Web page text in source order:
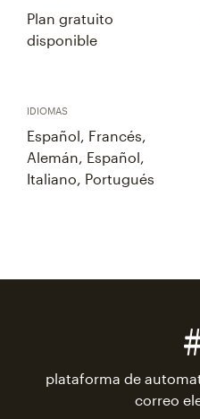
Plan gratuito
disponible
IDIOMAS
Español, Francés,
Alemán, Español,
Italiano, Portugués
plataforma de
correo